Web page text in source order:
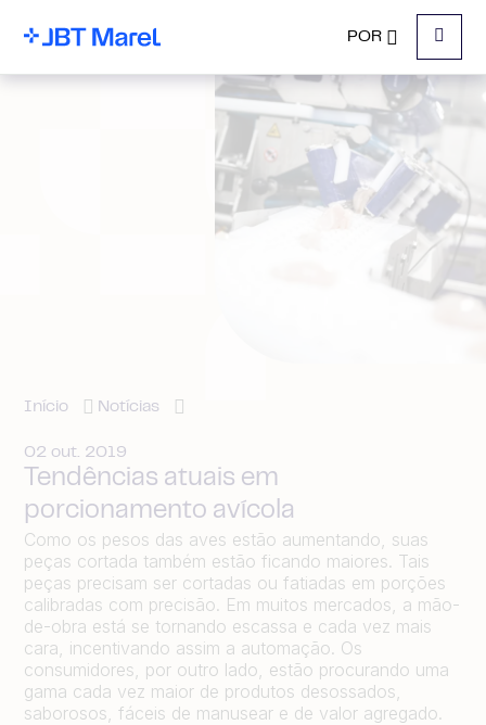
POR
Menu
Início Notícias
02 out. 2019
Tendências atuais em
porcionamento avícola
Como os pesos das aves estão aumentando, suas
peças cortada também estão ficando maiores. Tais
peças precisam ser cortadas ou fatiadas em porções
calibradas com precisão. Em muitos mercados, a mão-
de-obra está se tornando escassa e cada vez mais
cara, incentivando assim a automação. Os
consumidores, por outro lado, estão procurando uma
gama cada vez maior de produtos desossados,
saborosos, fáceis de manusear e de valor agregado.